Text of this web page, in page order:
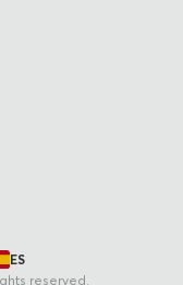
reserved.
ES